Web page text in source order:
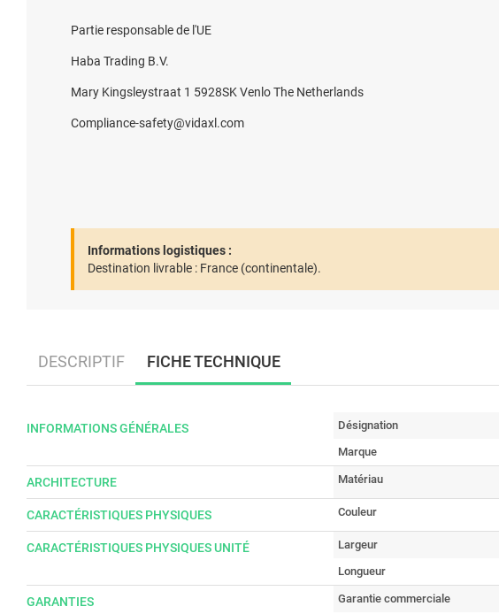
Partie responsable de l'UE
Haba Trading B.V.
Mary Kingsleystraat 1 5928SK Venlo The Netherlands
Compliance-safety@vidaxl.com
Informations logistiques :
Destination livrable : France (continentale).
DESCRIPTIF FICHE TECHNIQUE
INFORMATIONS GÉNÉRALES Désignation
Marque
ARCHITECTURE Matériau
CARACTÉRISTIQUES PHYSIQUES Couleur
CARACTÉRISTIQUES PHYSIQUES UNITÉ Largeur
Longueur
GARANTIES Garantie commerciale